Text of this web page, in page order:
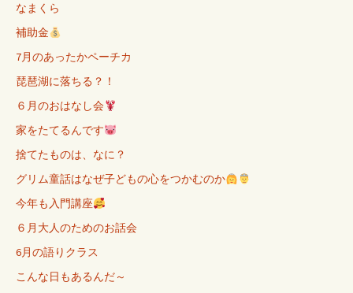
なまくら
補助金
7月のあったかペーチカ
琵琶湖に落ちる？！
６月のおはなし会
家をたてるんです
捨てたものは、なに？
グリム童話はなぜ子どもの心をつかむのか
今年も入門講座
６月大人のためのお話会
6月の語りクラス
こんな日もあるんだ～